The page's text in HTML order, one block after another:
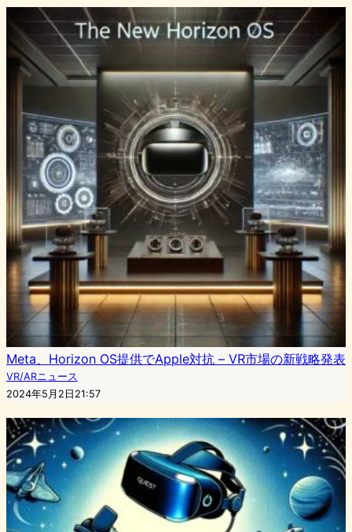
Meta、Horizon OS提供でApple対抗 – VR市場の新戦略発表
VR/ARニュース
2024年5月2日21:57